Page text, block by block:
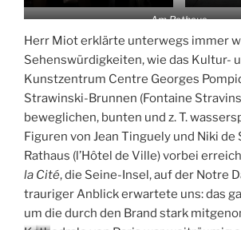
Am Rathaus
Herr Miot erklärte unterwegs immer
Sehenswürdigkeiten, wie das Kultur-
Kunstzentrum Centre Georges
Strawinski-Brunnen (Fontaine
beweglichen, bunten und z. T.
Figuren von Jean Tinguely und Niki de
Rathaus (l’Hôtel de Ville) vorbei
la Cité, die Seine-Insel, auf der Notre
trauriger Anblick erwartete uns: das
um die durch den Brand stark